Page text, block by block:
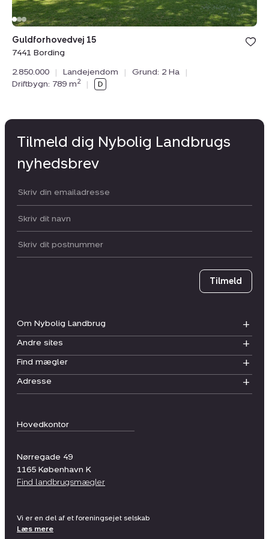
Guldforhovedvej 15
7441 Bording
2.850.000
| Landejendom | Grund: 2 Ha
|
Driftbygn: 789 m2 |
Hovedkontor
Nørregade 49
1165 København K
Find landbrugsmægler
Om Nybolig Landbrug
Andre sites
Find mægler
Adresse
Tilmeld dig Nybolig Landbrugs
nyhedsbrev
Din email:
Dit navn:
Postnummer
Tilmeld
Vi er en del af et foreningsejet selskab
Læs mere